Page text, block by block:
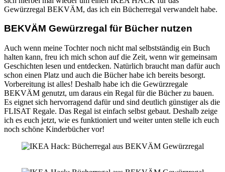
Gewürzregal BEKVÄM, das ich ein Bücherregal verwandelt habe.
BEKVÄM Gewürzregal für Bücher nutzen
Auch wenn meine Tochter noch nicht mal selbstständig ein Buch
halten kann, freu ich mich schon auf die Zeit, wenn wir gemeinsam
Geschichten lesen und entdecken. Natürlich braucht man dafür auch
schon einen Platz und auch die Bücher habe ich bereits besorgt.
Vorbereitung ist alles! Deshalb habe ich die Gewürzregale
BEKVÄM genutzt, um daraus ein Regal für die Bücher zu bauen.
Es eignet sich hervorragend dafür und sind deutlich günstiger als die
FLISAT Regale. Das Regal ist einfach selbst gebaut. Deshalb zeige
ich es euch jetzt, wie es funktioniert und weiter unten stelle ich euch
noch schöne Kinderbücher vor!